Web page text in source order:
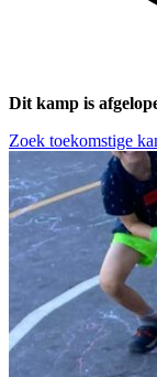
Dit kamp is
Zoek toekomstige